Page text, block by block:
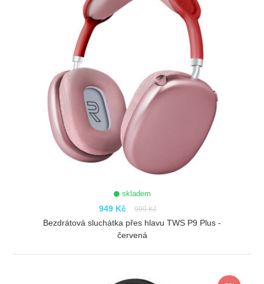
skladem
949 Kč 999 Kč
Bezdrátová sluchátka přes hlavu TWS P9 Plus -
červená